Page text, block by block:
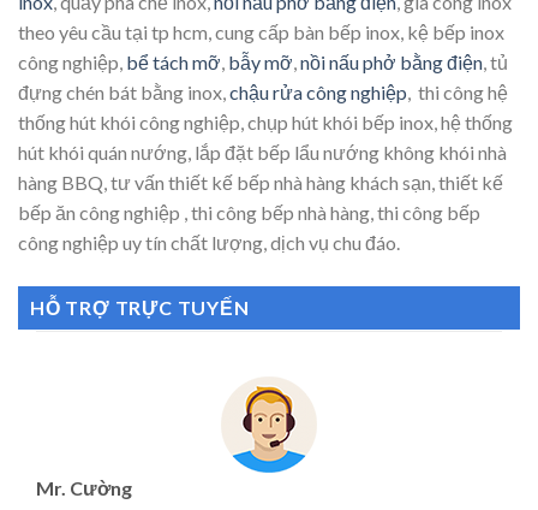
theo yêu cầu tại tp hcm, cung cấp bàn bếp inox, kệ bếp inox
công nghiệp, bể tách mỡ bẫy mỡ nồi nấu phở bằng điện , tủ
đựng chén bát bằng inox, chậu rửa công nghiệp , thi công hệ
thống hút khói công nghiệp, chụp hút khói bếp inox, hệ thống
hút khói quán nướng, lắp đặt bếp lẩu nướng không khói nhà
hàng BBQ, tư vấn thiết kế bếp nhà hàng khách sạn, thiết kế
bếp ăn công nghiệp , thi công bếp nhà hàng, thi công bếp
công nghiệp uy tín chất lượng, dịch vụ chu đáo.
HỖ TRỢ TRỰC TUYẾN
Mr. Cường